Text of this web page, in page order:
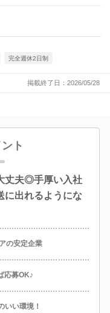
完全週休2日制
掲載終了日：2026/05/28
ト
丈夫◎手厚い入社
に出れるようにな
の安定企業
応募OK♪
いい環境！